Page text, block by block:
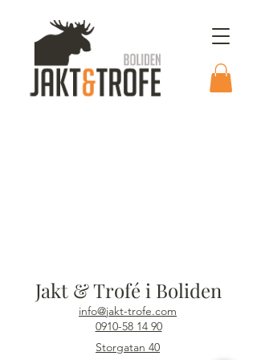
Jakt & Trofé i Boliden
info@jakt-trofe.com
0910-58 14 90
Storgatan 40